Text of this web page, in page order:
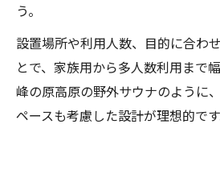
う。
設置場所や利用人数、目的に合わ
とで、家族用から多人数利用まで
峰の原高原の野外サウナのように
ペースも考慮した設計が理想的です